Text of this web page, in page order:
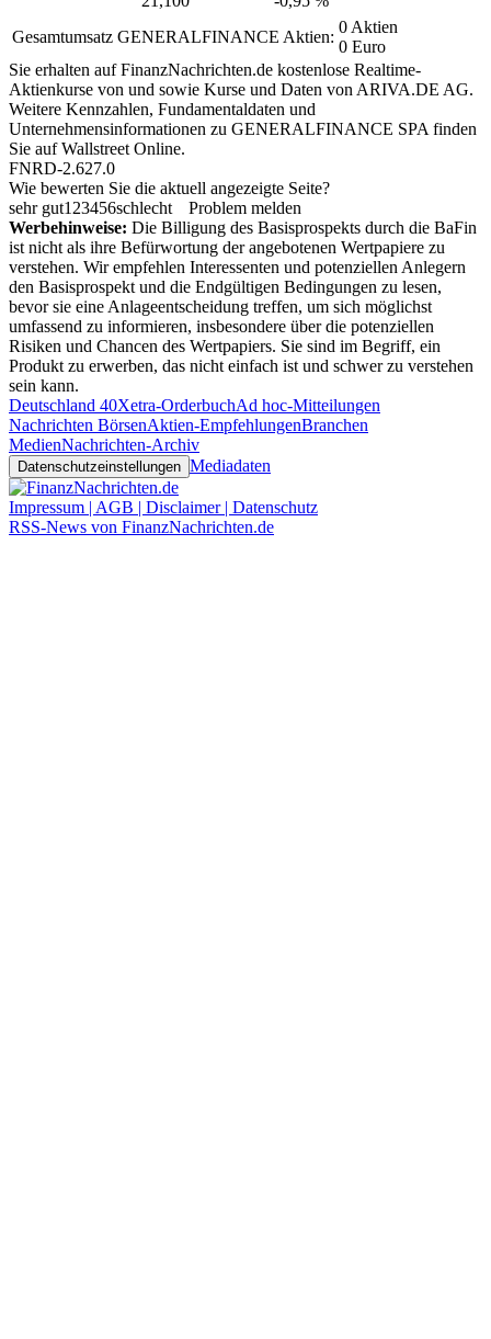
Gesamtumsatz GENERALFINANCE Aktien:
0 Aktien
0 Euro
Sie erhalten auf FinanzNachrichten.de kostenlose Realtime-
Aktienkurse von und sowie Kurse und Daten von ARIVA.DE AG.
Weitere Kennzahlen, Fundamentaldaten und
Unternehmensinformationen zu GENERALFINANCE SPA finden
Sie aufWallstreet Online.
FNRD-2.627.0
Wie bewerten Sie die aktuell angezeigte Seite?
sehr gut1 23456schlecht
Problem melden
Werbehinweise: Die Billigung des Basisprospekts durch die BaFin
ist nicht als ihre Befürwortung der angebotenen Wertpapiere zu
verstehen. Wir empfehlen Interessenten und potenziellen Anlegern
den Basisprospekt und die Endgültigen Bedingungen zu lesen,
bevor sie eine Anlageentscheidung treffen, um sich möglichst
umfassend zu informieren, insbesondere über die potenziellen
Risiken und Chancen des Wertpapiers. Sie sind im Begriff, ein
Produkt zu erwerben, das nicht einfach ist und schwer zu verstehen
sein kann.
Deutschland 40Xetra-OrderbuchAd hoc-Mitteilungen
Nachrichten BörsenAktien-EmpfehlungenBranchen
MedienNachrichten-Archiv
Datenschutzeinstellungen Mediadaten
Impressum | AGB | Disclaimer | Datenschutz
RSS-News von FinanzNachrichten.de